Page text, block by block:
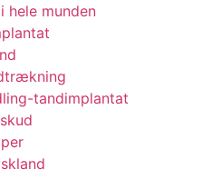
hele munden
tandimplantat